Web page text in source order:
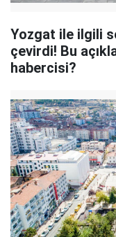
Yozgat ile ilgili
çevirdi! Bu
habercisi?